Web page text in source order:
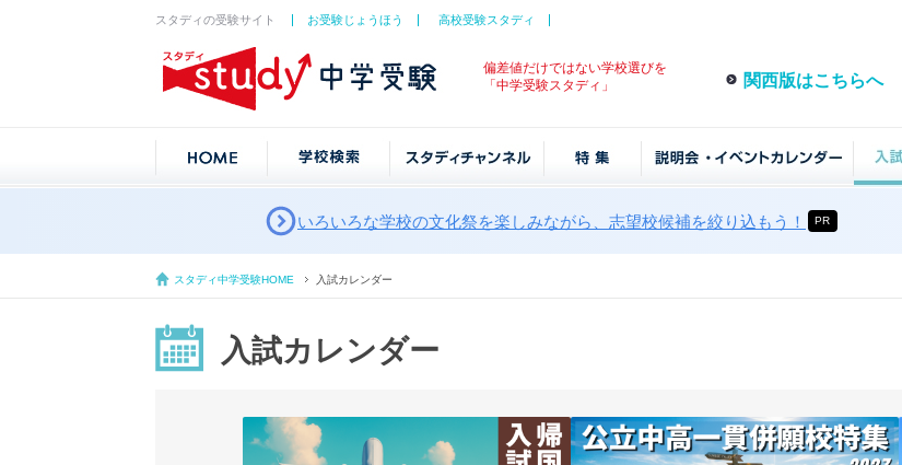
スタディの受験サイト お受験じょうほう 高校受験スタディ
偏差値だけではない学校選びを
「中学受験スタディ」
関西版はこちらへ
いろいろな学校の文化祭を楽しみながら、志望校候補を絞り込もう！ PR
スタディ中学受験HOME 入試カレンダー
入試カレンダー